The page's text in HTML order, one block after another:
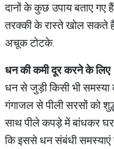
दानों के कुछ उपाय बताए
तरक्की के रास्ते खोल सकते
अचूक टोटके.
धनकीकमीदूरकरनेकेलिए
धन से जुड़ी किसी भी
गंगाजल से पीली सरसों को
साथ पीले कपड़े में बांधकर
कि इससे धन संबंधी समस्याएं